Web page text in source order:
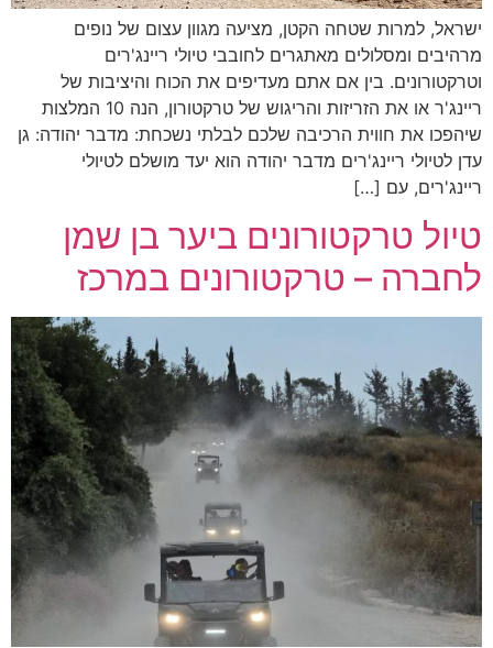
ישראל, למרות שטחה הקטן, מציעה מגוון עצום של נופים
מרהיבים ומסלולים מאתגרים לחובבי טיולי ריינג'רים
וטרקטורונים. בין אם אתם מעדיפים את הכוח והיציבות של
ריינג'ר או את הזריזות והריגוש של טרקטורון, הנה 10 המלצות
שיהפכו את חווית הרכיבה שלכם לבלתי נשכחת: מדבר יהודה: גן
עדן לטיולי ריינג'רים מדבר יהודה הוא יעד מושלם לטיולי
ריינג'רים, עם […]
טיול טרקטורונים ביער בן שמן
לחברה – טרקטורונים במרכז